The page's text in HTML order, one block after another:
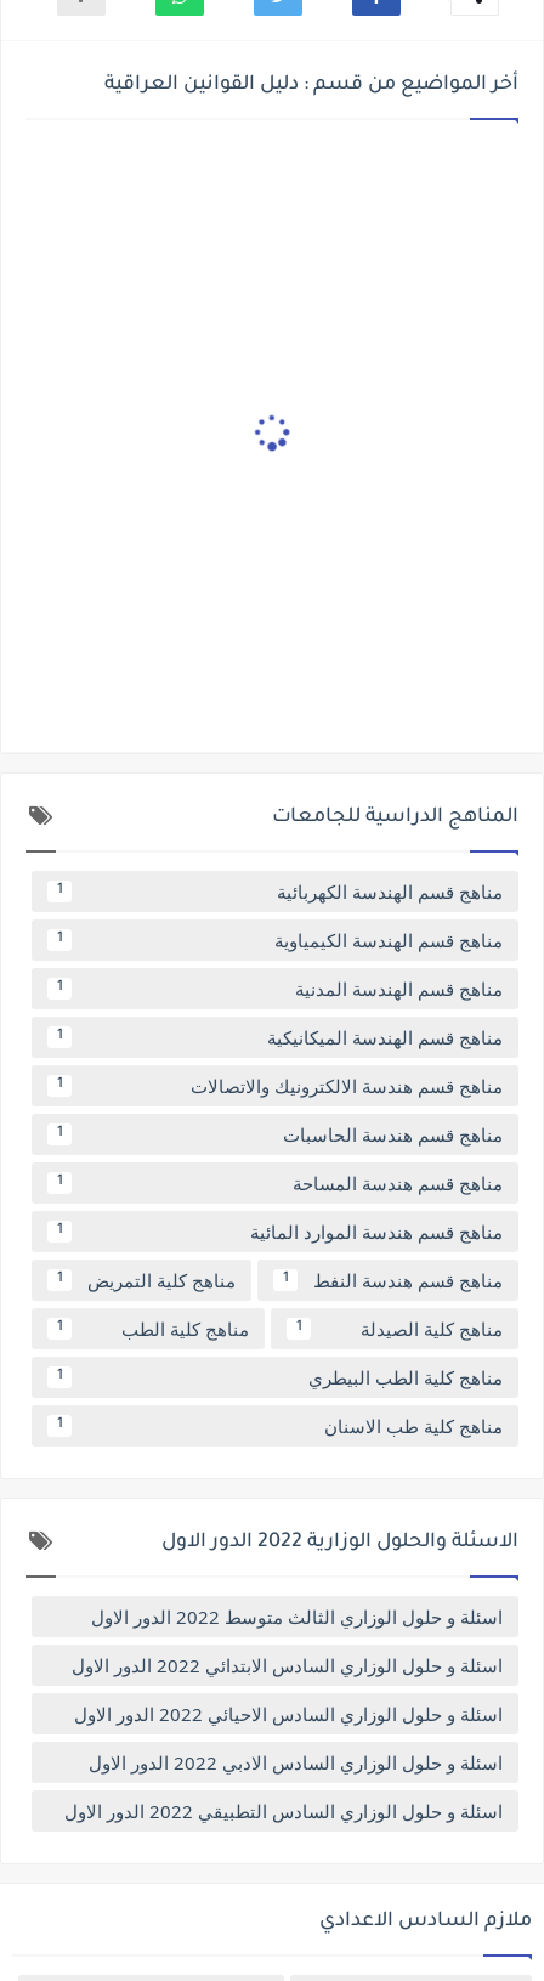
أخر المواضيع من قسم : دليل القوانين العراقية
المناهج الدراسية للجامعات
مناهج قسم الهندسة الكهربائية 1
مناهج قسم الهندسة الكيمياوية 1
مناهج قسم الهندسة المدنية 1
مناهج قسم الهندسة الميكانيكية 1
مناهج قسم هندسة الالكترونيك والاتصالات 1
مناهج قسم هندسة الحاسبات 1
مناهج قسم هندسة المساحة 1
مناهج قسم هندسة الموارد المائية 1
مناهج قسم هندسة النفط 1 مناهج كلية التمريض 1
مناهج كلية الصيدلة 1 مناهج كلية الطب 1
مناهج كلية الطب البيطري 1
مناهج كلية طب الاسنان 1
الاسئلة والحلول الوزارية 2022 الدور الاول
اسئلة و حلول الوزاري الثالث متوسط 2022 الدور الاول
اسئلة و حلول الوزاري السادس الابتدائي 2022 الدور الاول
اسئلة و حلول الوزاري السادس الاحيائي 2022 الدور الاول
اسئلة و حلول الوزاري السادس الادبي 2022 الدور الاول
اسئلة و حلول الوزاري السادس التطبيقي 2022 الدور الاول
ملازم السادس الاعدادي